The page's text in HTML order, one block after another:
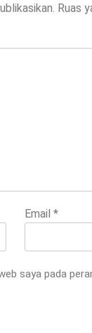
Ruas
Email*
saya pada